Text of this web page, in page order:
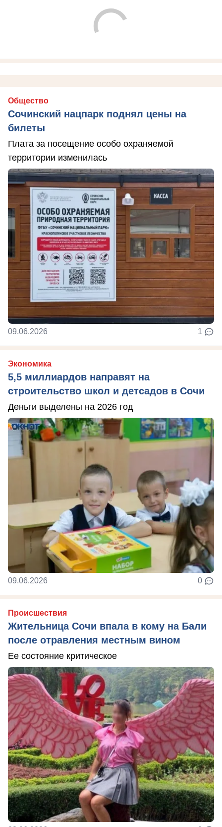
Общество
Сочинский нацпарк поднял цены на
билеты
Плата за посещение особо охраняемой
территории изменилась
09.06.2026 1
Экономика
5,5 миллиардов направят на
строительство школ и детсадов в Сочи
Деньги выделены на 2026 год
09.06.2026 0
Происшествия
Жительница Сочи впала в кому на Бали
после отравления местным вином
Ее состояние критическое